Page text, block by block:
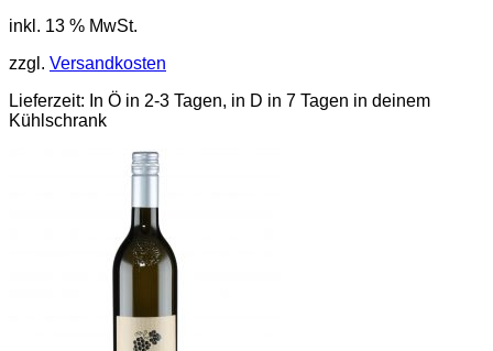
inkl. 13 % MwSt.
zzgl. Versandkosten
Lieferzeit: In Ö in 2-3 Tagen, in D in 7 Tagen in deinem
Kühlschrank